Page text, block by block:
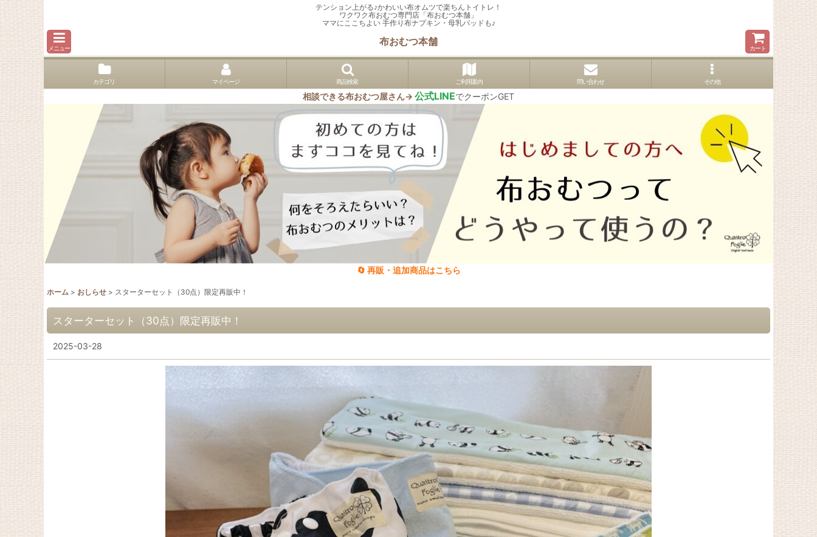
テンション上がる♪かわいい布オムツで楽ちんトイトレ！
ワクワク布おむつ専門店「布おむつ本舗」
ママにここちよい 手作り布ナプキン・母乳パッドも♪
メニュー
布おむつ本舗
カート
カテゴリ マイページ 商品検索 ご利用案内 問い合わせ その他
相談できる布おむつ屋さん→ 公式LINEでクーポンGET
🔄 再販・追加商品はこちら
ホーム > おしらせ > スターターセット（30点）限定再販中！
スターターセット（30点）限定再販中！
2025-03-28